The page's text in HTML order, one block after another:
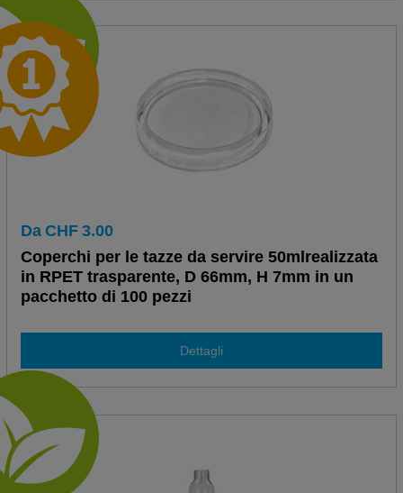
Da CHF 3.00
Coperchi per le tazze da servire 50mlrealizzata
in RPET trasparente, D 66mm, H 7mm in un
pacchetto di 100 pezzi
Dettagli